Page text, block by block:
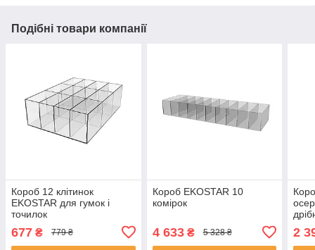
Подібні товари компанії
Короб 12 клітинок
EKOSTAR для гумок і
точилок
677 ₴ 779 ₴
Короб EKOSTAR 10
комірок
4 633₴ 5 328 ₴ 2